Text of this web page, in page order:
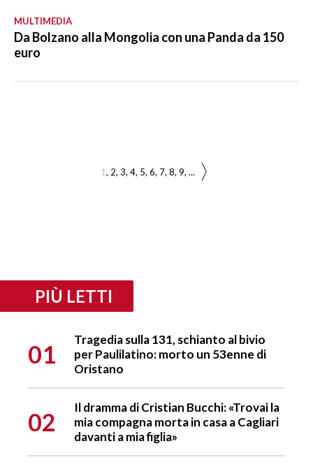
MULTIMEDIA
Da Bolzano alla Mongolia con una Panda da 150
euro
1 2 3 4 5 6 7 8 9 ...
PIÙ LETTI
01
Tragedia sulla 131, schianto al bivio
per Paulilatino: morto un 53enne di
Oristano
02
Il dramma di Cristian Bucchi: «Trovai la
mia compagna morta in casa a Cagliari
davanti a mia figlia»